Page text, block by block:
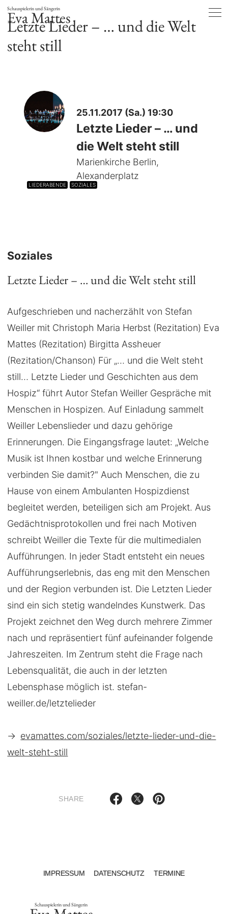
Schauspielerin und Sängerin
Eva Mattes
Letzte Lieder – … und die Welt
steht still
LIEDERABENDE SOZIALES
25.11.2017 (Sa.) 19:30
Letzte Lieder – … und
die Welt steht still
Marienkirche Berlin,
Alexanderplatz
Soziales
Letzte Lieder – … und die Welt steht still
Aufgeschrieben und nacherzählt von Stefan
Weiller mit Christoph Maria Herbst (Rezitation) Eva
Mattes (Rezitation) Birgitta Assheuer
(Rezitation/Chanson) Für „... und die Welt steht
still… Letzte Lieder und Geschichten aus dem
Hospiz“ führt Autor Stefan Weiller Gespräche mit
Menschen in Hospizen. Auf Einladung sammelt
Weiller Lebenslieder und dazu gehörige
Erinnerungen. Die Eingangsfrage lautet: „Welche
Musik ist Ihnen kostbar und welche Erinnerung
verbinden Sie damit?" Auch Menschen, die zu
Hause von einem Ambulanten Hospizdienst
begleitet werden, beteiligen sich am Projekt. Aus
Gedächtnisprotokollen und frei nach Motiven
schreibt Weiller die Texte für die multimedialen
Aufführungen. In jeder Stadt entsteht ein neues
Aufführungserlebnis, das eng mit den Menschen
und der Region verbunden ist. Die Letzten Lieder
sind ein sich stetig wandelndes Kunstwerk. Das
Projekt zeichnet den Weg durch mehrere Zimmer
nach und repräsentiert fünf aufeinander folgende
Jahreszeiten. Im Zentrum steht die Frage nach
Lebensqualität, die auch in der letzten
Lebensphase möglich ist. stefan-
weiller.de/letztelieder
→ evamattes.com/soziales/letzte-lieder-und-die-
welt-steht-still
SHARE
IMPRESSUM DATENSCHUTZ TERMINE
Schauspielerin und Sängerin